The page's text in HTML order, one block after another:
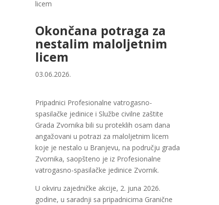
licem
Okončana potraga za
nestalim maloljetnim
licem
03.06.2026.
Pripadnici Profesionalne vatrogasno-
spasilačke jedinice i Službe civilne zaštite
Grada Zvornika bili su proteklih osam dana
angažovani u potrazi za maloljetnim licem
koje je nestalo u Branjevu, na području grada
Zvornika, saopšteno je iz Profesionalne
vatrogasno-spasilačke jedinice Zvornik.
U okviru zajedničke akcije, 2. juna 2026.
godine, u saradnji sa pripadnicima Granične